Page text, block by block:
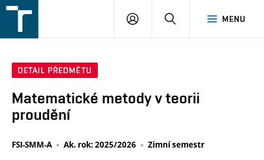
v
MENU
PŘIHLÁŠENÍ
DETAIL PŘEDMĚTU
Matematické metody v teorii
proudění
FSI-SMM-A Ak. rok: 2025/2026 Zimní semestr